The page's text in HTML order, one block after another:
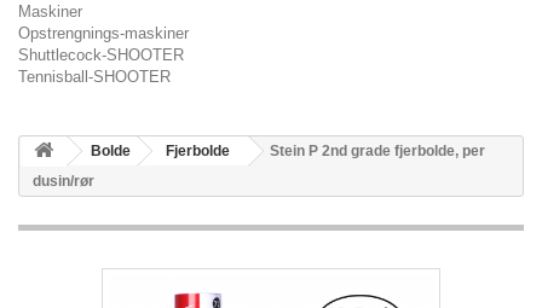
Maskiner
Opstrengnings-maskiner
Shuttlecock-SHOOTER
Tennisball-SHOOTER
Bolde Fjerbolde
Stein P 2nd grade fjerbolde, per
dusin/rør